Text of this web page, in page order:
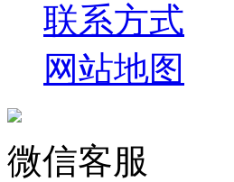
联系方式
网站地图
微信客服